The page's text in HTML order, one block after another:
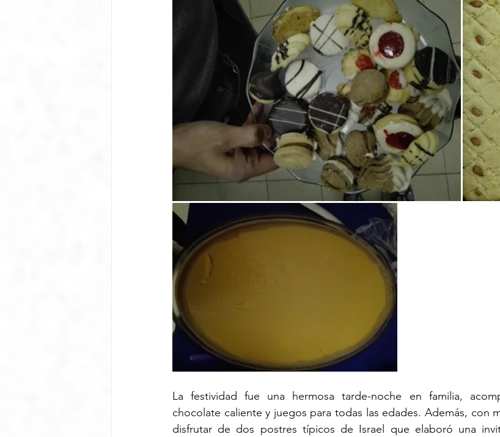
La festividad fue una hermosa tarde-noche en familia,
chocolate caliente y juegos para todas las edades. Además, con
disfrutar de dos postres típicos de Israel que elaboró una